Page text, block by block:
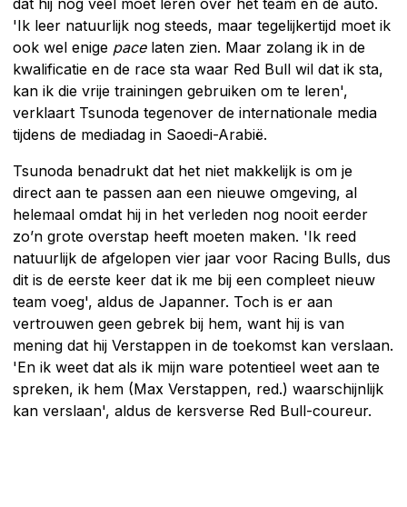
dat hij nog veel moet leren over het team en de auto.
'Ik leer natuurlijk nog steeds, maar tegelijkertijd moet ik
ook wel enige pacelaten zien. Maar zolang ik in de
kwalificatie en de race sta waar Red Bull wil dat ik sta,
kan ik die vrije trainingen gebruiken om te leren',
verklaart Tsunoda tegenover de internationale media
tijdens de mediadag in Saoedi-Arabië.
Tsunoda benadrukt dat het niet makkelijk is om je
direct aan te passen aan een nieuwe omgeving, al
helemaal omdat hij in het verleden nog nooit eerder
zo’n grote overstap heeft moeten maken. 'Ik reed
natuurlijk de afgelopen vier jaar voor Racing Bulls, dus
dit is de eerste keer dat ik me bij een compleet nieuw
team voeg', aldus de Japanner. Toch is er aan
vertrouwen geen gebrek bij hem, want hij is van
mening dat hij Verstappen in de toekomst kan verslaan.
'En ik weet dat als ik mijn ware potentieel weet aan te
spreken, ik hem (Max Verstappen, red.) waarschijnlijk
kan verslaan', aldus de kersverse Red Bull-coureur.